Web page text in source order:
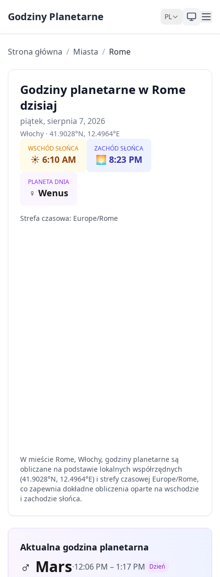
Godziny Planetarne PL
Strona główna / Miasta / Rome
Godziny planetarne w Rome
dzisiaj
piątek, sierpnia 7, 2026
Włochy · 41.9028°N, 12.4964°E
WSCHÓD SŁOŃCA
☀️ 6:10 AM
ZACHÓD SŁOŃCA
🌅 8:23 PM
PLANETA DNIA
♀ Wenus
Strefa czasowa: Europe/Rome
W mieście Rome, Włochy, godziny planetarne są
obliczane na podstawie lokalnych współrzędnych
(41.9028°N, 12.4964°E) i strefy czasowej Europe/Rome,
co zapewnia dokładne obliczenia oparte na wschodzie
i zachodzie słońca.
Aktualna godzina planetarna
♂ Mars·12:06 PM – 1:17 PM Dzień